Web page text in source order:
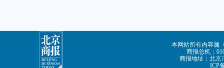
本网站所有内容属
商报总机：
商报地址：北京
ICP